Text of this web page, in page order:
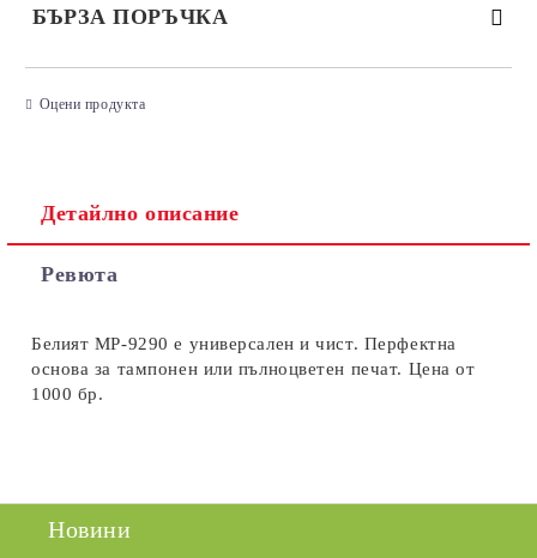
БЪРЗА ПОРЪЧКА
Оцени продукта
Детайлно описание
Ревюта
Белият MP-9290 е универсален и чист. Перфектна
основа за тампонен или пълноцветен печат. Цена от
1000 бр.
Новини